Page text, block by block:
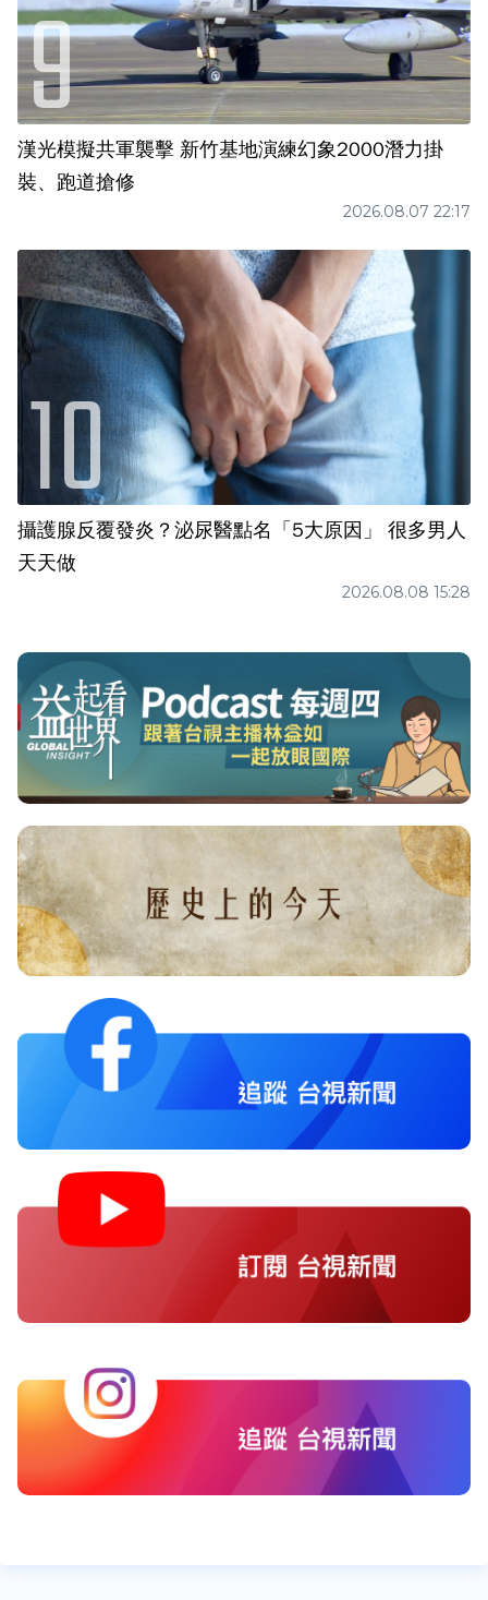
漢光模擬共軍襲擊 新竹基地演練幻象2000潛力掛
裝、跑道搶修
2026.08.07 22:17
攝護腺反覆發炎？泌尿醫點名「5大原因」 很多男人
天天做
2026.08.08 15:28